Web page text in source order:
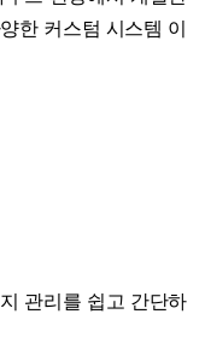
한 커스텀 시스템 이
관리를 쉽고 간단하